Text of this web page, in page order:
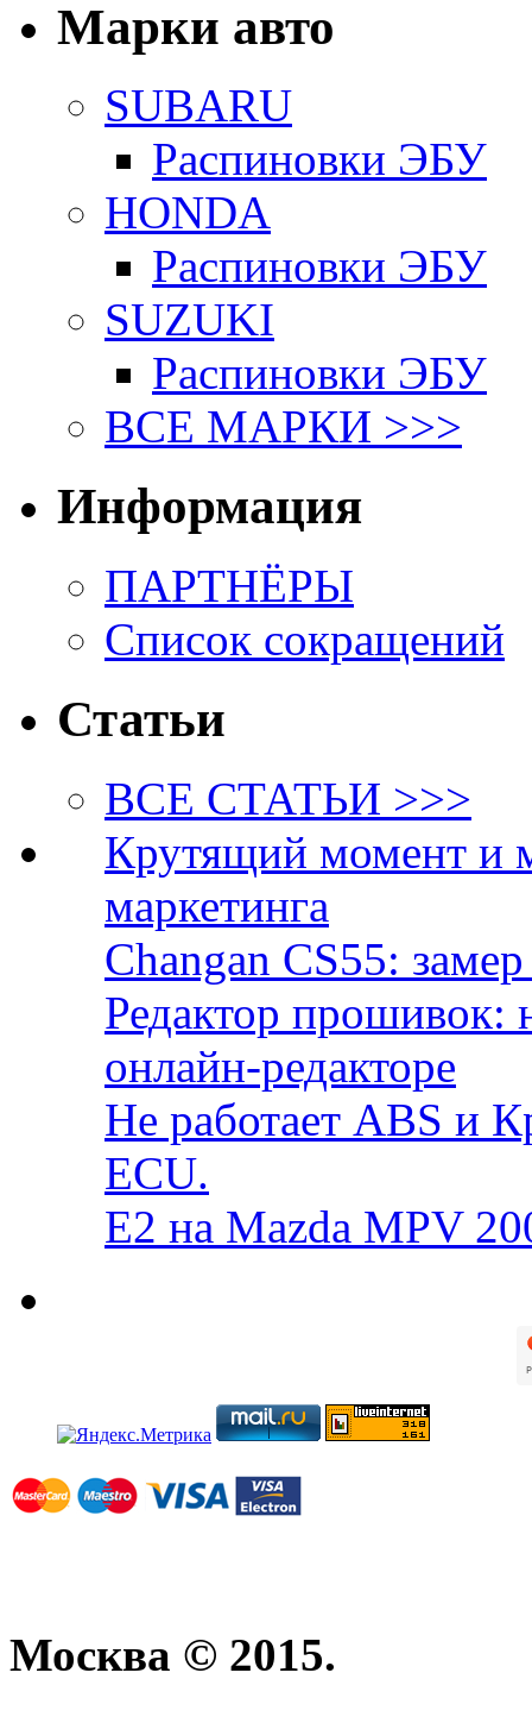
Марки авто
SUBARU
Распиновки ЭБУ
HONDA
Распиновки ЭБУ
SUZUKI
Распиновки ЭБУ
ВСЕ МАРКИ >>>
Информация
ПАРТНЁРЫ
Список сокращений
Статьи
ВСЕ СТАТЬИ >>>
Крутящий момент и
маркетинга
Changan CS55:
Редактор прошивок:
онлайн-редакторе
Не работает ABS и
ECU.
E2 на Mazda MPV
Москва © 2015.